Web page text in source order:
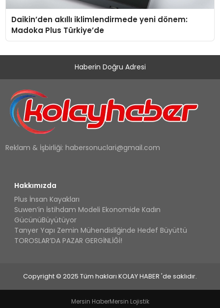
Daikin’den akıllı iklimlendirmede yeni dönem:
Madoka Plus Türkiye’de
Haberin Doğru Adresi
Reklam & İşbirliği: habersonuclari@gmail.com
Hakkımızda
Plus İnsan Kayakları
Suwen’in İstihdam Modeli Ekonomide Kadın
GücünüBüyütüyor
Tanyer Yapı Zemin Mühendisliğinde Hedef Büyüttü
TOROSLAR’DA PAZAR GERGİNLİĞİ!
Copyright © 2025 Tüm hakları KOLAY HABER 'de saklıdır.
Mersin HaberMersin Lojistik